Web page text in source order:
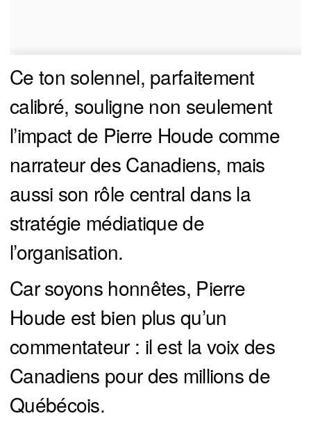
Ce ton solennel, parfaitement
calibré, souligne non seulement
l’impact de Pierre Houde comme
narrateur des Canadiens, mais
aussi son rôle central dans la
stratégie médiatique de
l’organisation.
Car soyons honnêtes, Pierre
Houde est bien plus qu’un
commentateur : il est la voix des
Canadiens pour des millions de
Québécois.